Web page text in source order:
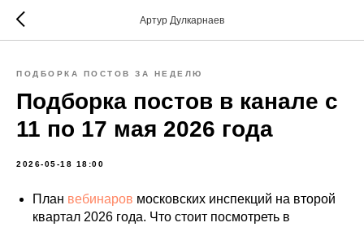
Артур Дулкарнаев
ПОДБОРКА ПОСТОВ ЗА НЕДЕЛЮ
Подборка постов в канале с
11 по 17 мая 2026 года
2026-05-18 18:00
План вебинаров московских инспекций на второй
квартал 2026 года. Что стоит посмотреть в